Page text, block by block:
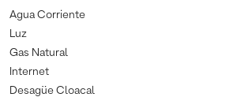
Agua Corriente
Luz
Gas Natural
Internet
Desagüe Cloacal